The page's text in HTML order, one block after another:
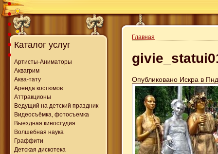
Каталог услуг
Артисты-Аниматоры
Аквагрим
Аква-тату
Аренда костюмов
Аттракционы
Ведущий на детский праздник
Видеосъёмка, фотосъемка
Выездная киностудия
Волшебная наука
Граффити
Детская дискотека
Главная
Опубликовано Искра в